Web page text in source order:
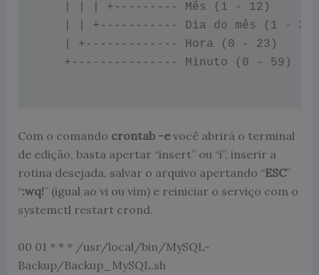
    | | | +--------- Mês (1 - 12)
| | +----------- Dia do mês (1 -
    | +------------- Hora (0 - 23)
    +--------------- Minuto (0 - 59)
Com o comando crontab -evocê abrirá o terminal
de edição, basta apertar “insert” ou “i”, inserir a
rotina desejada, salvar o arquivo apertando “ESC”
“:wq!” (igual ao vi ou vim) e reiniciar o serviço com o
systemctl restart crond.
00 01 * * * /usr/local/bin/MySQL-
Backup/Backup_MySQL.sh